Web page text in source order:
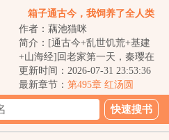
箱子通古今，我饲养了全人类
作者：藕池猫咪
简介：[通古今+乱世饥荒+基建
+山海经]回老家第一天，秦璎在
箱子里发现个古代小人国。小人
国里有乱世饥荒...
更新时间：2026-07-31 23:53:36
最新章节： 第495章 红汤圆